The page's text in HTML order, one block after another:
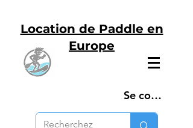
Location de Paddle en
Europe
Se connecter